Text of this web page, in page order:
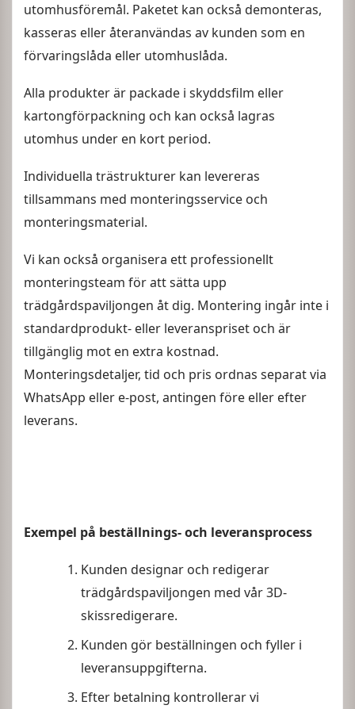
utomhusföremål. Paketet kan också demonteras,
kasseras eller återanvändas av kunden som en
förvaringslåda eller utomhuslåda.
Alla produkter är packade i skyddsfilm eller
kartongförpackning och kan också lagras
utomhus under en kort period.
Individuella trästrukturer kan levereras
tillsammans med monteringsservice och
monteringsmaterial.
Vi kan också organisera ett professionellt
monteringsteam för att sätta upp
trädgårdspaviljongen åt dig. Montering ingår inte i
standardprodukt- eller leveranspriset och är
tillgänglig mot en extra kostnad.
Monteringsdetaljer, tid och pris ordnas separat via
WhatsApp eller e-post, antingen före eller efter
leverans.
Exempel på beställnings- och leveransprocess
Kunden designar och redigerar
trädgårdspaviljongen med vår 3D-
skissredigerare.
Kunden gör beställningen och fyller i
leveransuppgifterna.
Efter betalning kontrollerar vi